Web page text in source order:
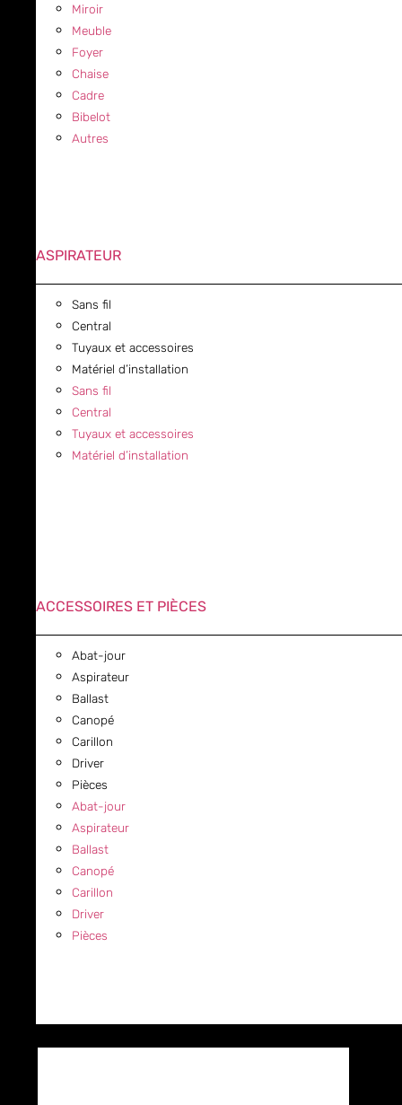
Miroir
Meuble
Foyer
Chaise
Cadre
Bibelot
Autres
ASPIRATEUR
Sans fil
Central
Tuyaux et accessoires
Matériel d’installation
Sans fil
Central
Tuyaux et accessoires
Matériel d’installation
ACCESSOIRES ET PIÈCES
Abat-jour
Aspirateur
Ballast
Canopé
Carillon
Driver
Pièces
Abat-jour
Aspirateur
Ballast
Canopé
Carillon
Driver
Pièces